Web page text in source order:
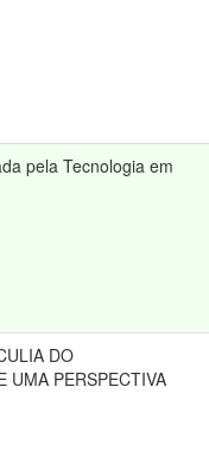
pela Tecnologia em
DO
UMA PERSPECTIVA